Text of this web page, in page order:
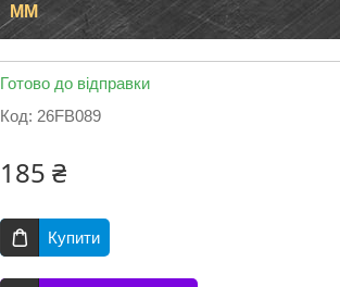
ММ
Готово до відправки
Код: 26FB089
185 ₴
Купити